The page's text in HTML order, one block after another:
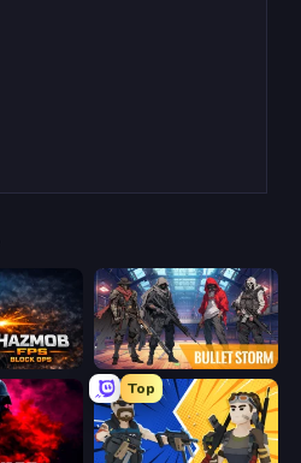
Hazmob FPS: Online Shooter Bulletstorm
Top